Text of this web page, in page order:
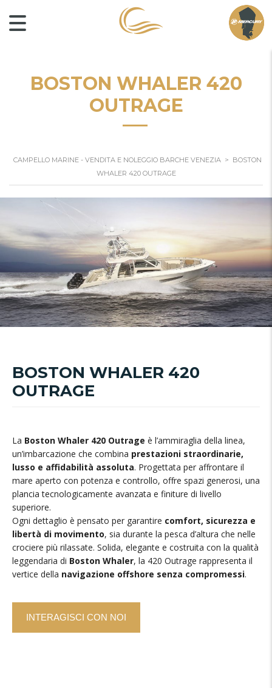
BOSTON WHALER 420
OUTRAGE
CAMPELLO MARINE - VENDITA E NOLEGGIO BARCHE VENEZIA > BOSTON
WHALER 420 OUTRAGE
BOSTON WHALER 420
OUTRAGE
La Boston Whaler 420 Outrage è l’ammiraglia della linea,
un’imbarcazione che combina prestazioni straordinarie,
lusso e affidabilità assoluta. Progettata per affrontare il
mare aperto con potenza e controllo, offre spazi generosi, una
plancia tecnologicamente avanzata e finiture di livello
superiore.
Ogni dettaglio è pensato per garantire comfort, sicurezza e
libertà di movimento, sia durante la pesca d’altura che nelle
crociere più rilassate. Solida, elegante e costruita con la qualità
leggendaria di Boston Whaler, la 420 Outrage rappresenta il
vertice della navigazione offshore senza compromessi.
INTERAGISCI CON NOI